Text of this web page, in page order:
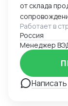
от склада
документов,
таможенного
таможенными
формы в
оформление
работа с ЖД,
оперативное
Работает в
Россия
Менеджер
Написать